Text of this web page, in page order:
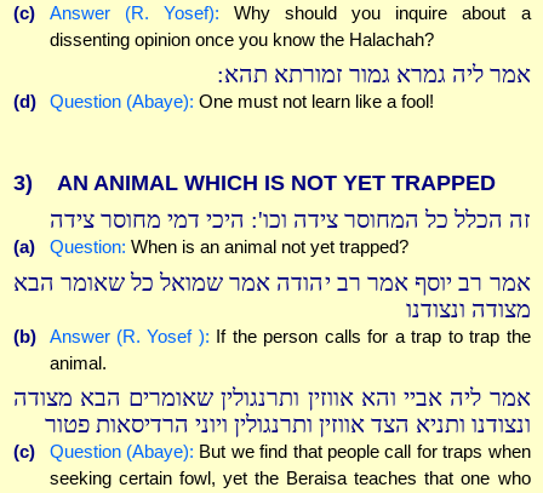
(c) Answer (R. Yosef): Why should you inquire about a
dissenting opinion once you know the Halachah?
אמר ליה גמרא גמור זמורתא תהא:
(d) Question (Abaye): One must not learn like a fool!
3) AN ANIMAL WHICH IS NOT YET TRAPPED
זה הכלל כל המחוסר צידה וכו': היכי דמי מחוסר צידה
(a) Question: When is an animal not yet trapped?
אמר רב יוסף אמר רב יהודה אמר שמואל כל שאומר הבא
מצודה ונצודנו
(b) Answer (R. Yosef ): If the person calls for a trap to trap the
animal.
אמר ליה אביי והא אווזין ותרנגולין שאומרים הבא מצודה
ונצודנו ותניא הצד אווזין ותרנגולין ויוני הרדיסאות פטור
(c) Question (Abaye): But we find that people call for traps when
seeking certain fowl, yet the Beraisa teaches that one who